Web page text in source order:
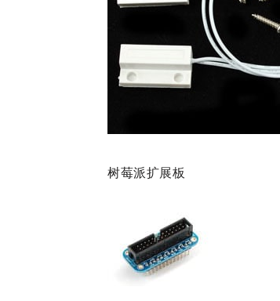
树莓派扩展板